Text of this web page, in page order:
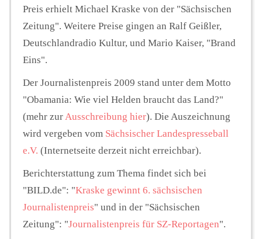
FUNKTURM-Beiträge
Seminare
Unterstützen
Preis erhielt Michael Kraske von der "Sächsischen
Zeitung". Weitere Preise gingen an Ralf Geißler,
Deutschlandradio Kultur, und Mario Kaiser, "Brand
Eins".
Der Journalistenpreis 2009 stand unter dem Motto
"Obamania: Wie viel Helden braucht das Land?"
(mehr zurAusschreibung hier). Die Auszeichnung
wird vergeben vom Sächsischer Landespresseball
e.V. (Internetseite derzeit nicht erreichbar).
Berichterstattung zum Thema findet sich bei
"BILD.de": "Kraske gewinnt 6. sächsischen
Journalistenpreis" und in der "Sächsischen
Zeitung": "Journalistenpreis für SZ-Reportagen".